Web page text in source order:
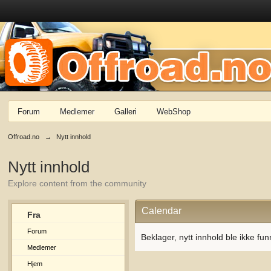
Forum Medlemer Galleri WebShop
Offroad.no → Nytt innhold
Nytt innhold
Explore content from the community
Fra
Forum
Medlemer
Hjem
Calendar
Beklager, nytt innhold ble ikke